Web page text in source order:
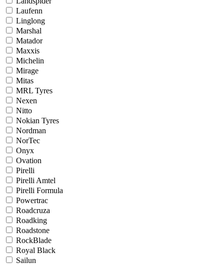
Laufenn
Linglong
Marshal
Matador
Maxxis
Michelin
Mirage
Mitas
MRL Tyres
Nexen
Nitto
Nokian Tyres
Nordman
NorTec
Onyx
Ovation
Pirelli
Pirelli Amtel
Pirelli Formula
Powertrac
Roadcruza
Roadking
Roadstone
RockBlade
Royal Black
Sailun